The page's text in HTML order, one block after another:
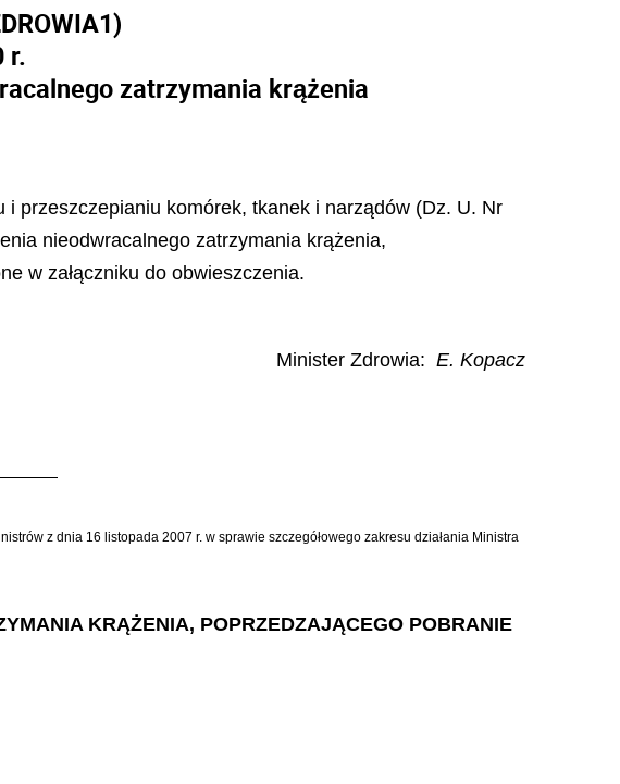
1)
r.
zatrzymania krążenia
przeszczepianiu komórek, tkanek i narządów (Dz. U. Nr
nieodwracalnego zatrzymania krążenia,
w załączniku do obwieszczenia.
Minister Zdrowia: E. Kopacz
z dnia 16 listopada 2007 r. w sprawie szczegółowego zakresu działania Ministra
KRĄŻENIA, POPRZEDZAJĄCEGO POBRANIE